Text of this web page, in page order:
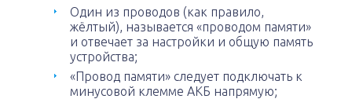
Один из проводов (как правило,
жёлтый), называется «проводом памяти»
и отвечает за настройки и общую память
устройства;
«Провод памяти» следует подключать к
минусовой клемме АКБ напрямую;